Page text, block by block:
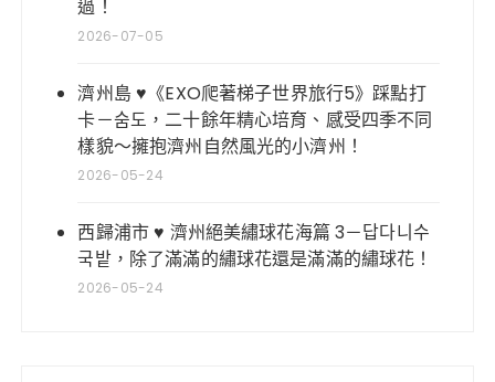
過！
2026-07-05
濟州島 ♥《EXO爬著梯子世界旅行5》踩點打
卡－숨도，二十餘年精心培育、感受四季不同
樣貌～擁抱濟州自然風光的小濟州！
2026-05-24
西歸浦市 ♥ 濟州絕美繡球花海篇 3－답다니수
국밭，除了滿滿的繡球花還是滿滿的繡球花！
2026-05-24